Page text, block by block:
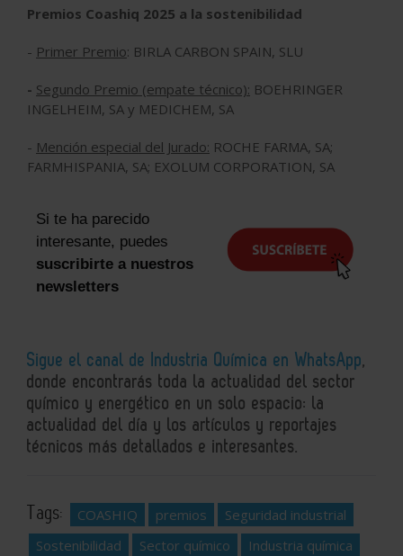
Premios Coashiq 2025 a la sostenibilidad
- Primer Premio: BIRLA CARBON SPAIN, SLU
- Segundo Premio (empate técnico): BOEHRINGER
INGELHEIM, SA y MEDICHEM, SA
- Mención especial del Jurado: ROCHE FARMA, SA;
FARMHISPANIA, SA; EXOLUM CORPORATION, SA
Si te ha parecido
interesante, puedes
suscribirte a nuestros
newsletters
Sigue el canal de Industria Química en WhatsApp,
donde encontrarás toda la actualidad del sector
químico y energético en un solo espacio: la
actualidad del día y los artículos y reportajes
técnicos más detallados e interesantes.
Tags: COASHIQ premios
Seguridad industrial
Sostenibilidad
Sector químico
Industria química